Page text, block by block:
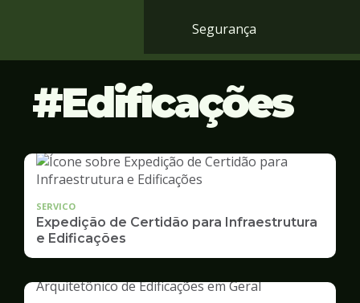
Segurança
Edificações
SERVICO
Expedição de Certidão para Infraestrutura
e Edificações